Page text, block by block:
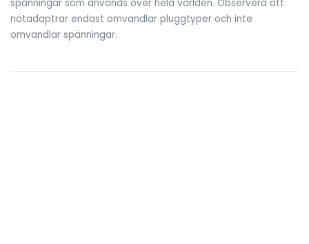
spänningar som används över hela världen. Observera att
nätadaptrar endast omvandlar pluggtyper och inte
omvandlar spänningar.